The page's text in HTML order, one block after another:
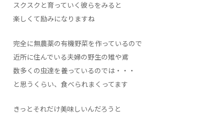
スクスクと育っていく彼らをみると
楽しくて励みになりますね
完全に無農薬の有機野菜を作っているので
近所に住んでいる夫婦の野生の雉や鳶
数多くの虫達を養っているのでは・・・
と思うくらい、食べられまくってます
きっとそれだけ美味しいんだろうと